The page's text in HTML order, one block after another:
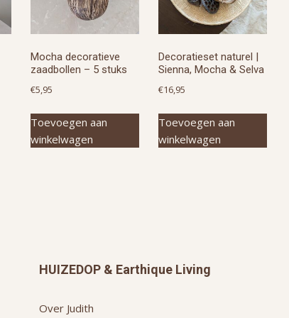
Mocha decoratieve
zaadbollen – 5 stuks
€5,95
Toevoegen aan
winkelwagen
Decoratieset naturel |
Sienna, Mocha & Selva
€16,95
Toevoegen aan
winkelwagen
HUIZEDOP & Earthique Living
Over Judith